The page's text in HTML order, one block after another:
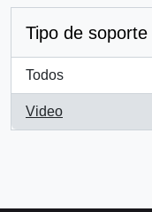
Tipo de soporte
Todos
Video
, 1 resultados